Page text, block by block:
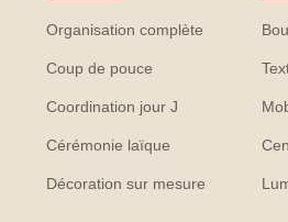
Organisation complète
Coup de pouce
Coordination jour J
Cérémonie laïque
Décoration sur mesure